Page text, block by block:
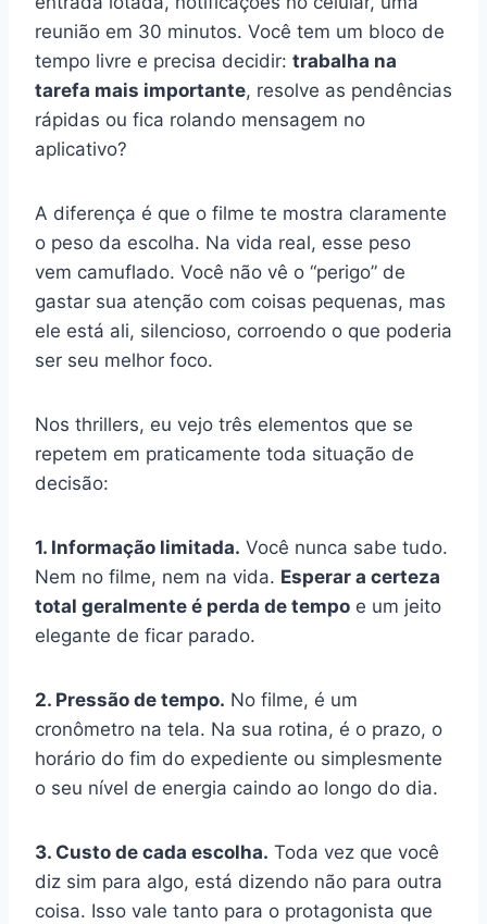
reunião em 30 minutos. Você tem um bloco de
tempo livre e precisa decidir: trabalha na
tarefa mais importante, resolve as pendências
rápidas ou fica rolando mensagem no
aplicativo?
A diferença é que o filme te mostra claramente
o peso da escolha. Na vida real, esse peso
vem camuflado. Você não vê o “perigo” de
gastar sua atenção com coisas pequenas, mas
ele está ali, silencioso, corroendo o que poderia
ser seu melhor foco.
Nos thrillers, eu vejo três elementos que se
repetem em praticamente toda situação de
decisão:
1. Informação limitada. Você nunca sabe tudo.
Nem no filme, nem na vida. Esperar a certeza
total geralmente é perda de tempo e um jeito
elegante de ficar parado.
2. Pressão de tempo. No filme, é um
cronômetro na tela. Na sua rotina, é o prazo, o
horário do fim do expediente ou simplesmente
o seu nível de energia caindo ao longo do dia.
3. Custo de cada escolha. Toda vez que você
diz sim para algo, está dizendo não para outra
coisa. Isso vale tanto para o protagonista que